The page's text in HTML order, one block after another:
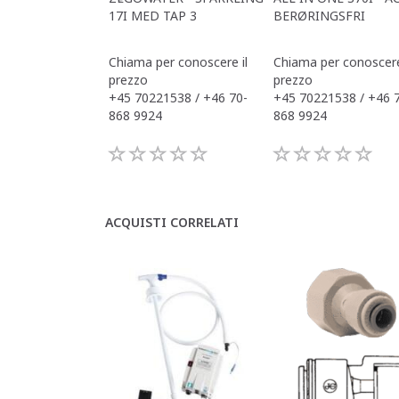
17I MED TAP 3
Chiama per conoscere il
prezzo
+45 70221538 / +46 70-
868 9924
BERØRINGSFRI
Chiama per
prezzo
+45 70221538 / +46
868 9924
ACQUISTI CORRELATI